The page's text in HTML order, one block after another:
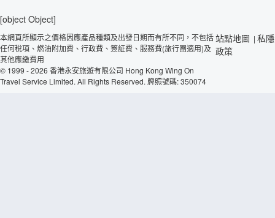
[object Object]
本網頁所顯示之價格因應產品種類及出發日期而有所不同，不包括
任何稅項、燃油附加費、行政費、簽証費、服務費(旅行團適用)及
其他應繳費用
© 1999 - 2026 香港永安旅遊有限公司 Hong Kong Wing On
Travel Service Limited. All Rights Reserved. 牌照號碼: 350074
站點地圖 | 私隱
政策